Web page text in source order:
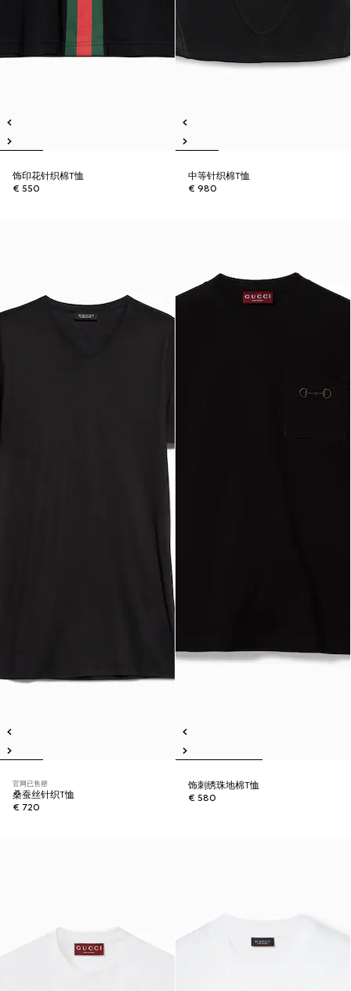
饰印花针织棉T恤
€ 550
中等针织棉T恤
€ 980
官网已售罄
桑蚕丝针织T恤
€ 720
饰刺绣珠地棉T恤
€ 580